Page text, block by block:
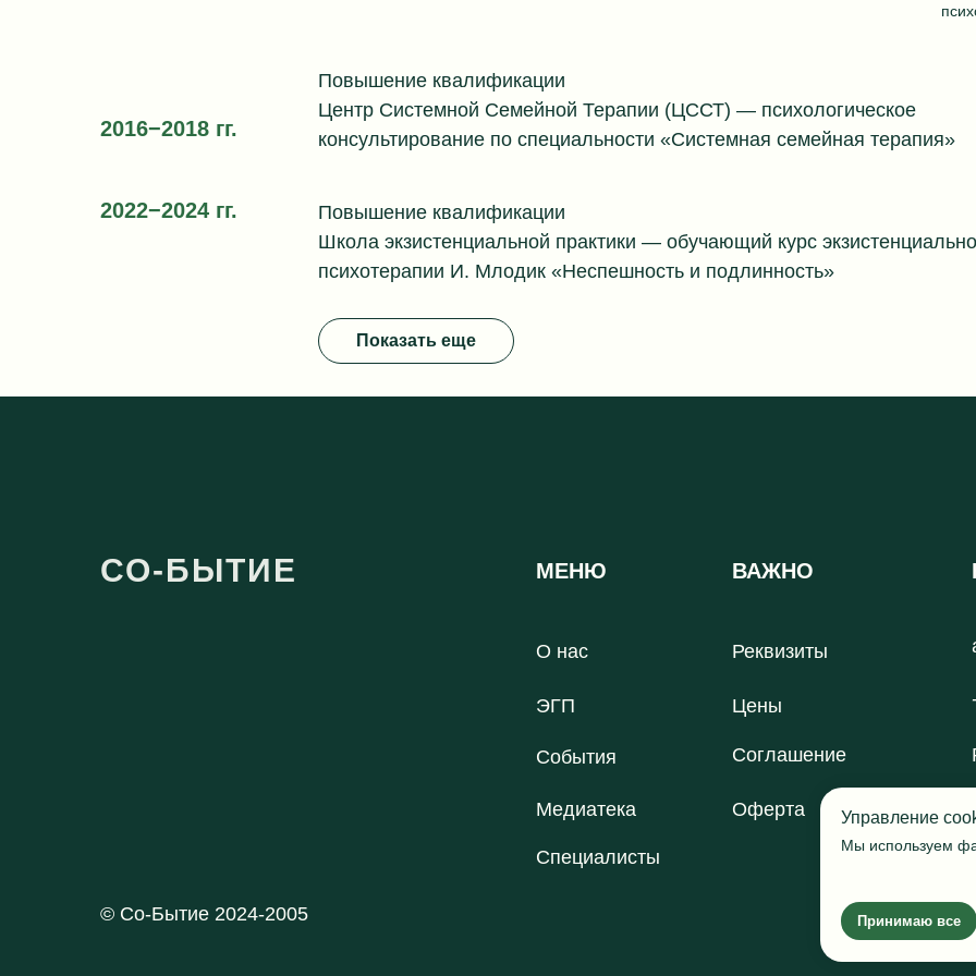
2016−2018 гг.
Повышение квалификации
Центр Системной Семейной Терапии (ЦССТ) — психологическое
консультирование по специальности «Системная семейная терапия»
2022−2024 гг.
Повышение квалификации
Школа экзистенциальной практики — обучающий курс
психотерапии И. Млодик «Неспешность и подлинность»
Показать еще
Школа экзистенциальной практики — программа подготовки ведущих
Управление
Мы используем
Принимаю все
СО-БЫТИЕ
О нас
МЕНЮ ВАЖНО
ЭГП
Реквизиты
Цены
Соглашение
Оферта
События
Медиатека
Специалисты
© Со-Бытие 2024-2005